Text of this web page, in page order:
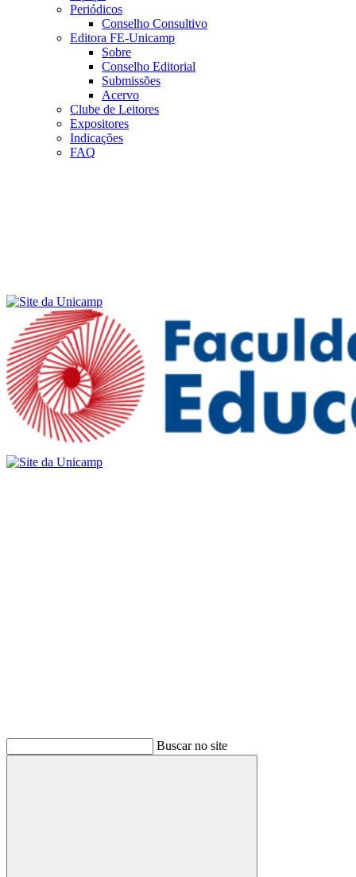
Periódicos
Conselho Consultivo
Editora FE-Unicamp
Sobre
Conselho Editorial
Submissões
Acervo
Clube de Leitores
Expositores
Indicações
FAQ
Buscar no site